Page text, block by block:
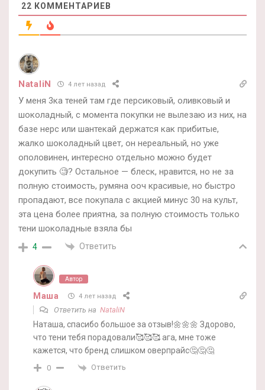
22 КОММЕНТАРИЕВ
NataliN 4 лет назад
У меня 3ка теней там где персиковый, оливковый и
шоколадный, с момента покупки не вылезаю из них, на
базе нерс или шантекай держатся как прибитые,
жалко шоколадный цвет, он нереальный, но уже
ополовинен, интересно отдельно можно будет
докупить 🧐? Остальное — блеск, нравится, но не за
полную стоимость, румяна ооч красивые, но быстро
пропадают, все покупала с акцией минус 30 на культ,
эта цена более приятна, за полную стоимость только
тени шоколадные взяла бы
4 Ответить
Автор
Маша 4 лет назад
Ответить на NataliN
Наташа, спасибо большое за отзыв!🌼🌼🌼 Здорово,
что тени тебя порадовали🥰🥰🥰 ага, мне тоже
кажется, что бренд слишком оверпрайс🤔🤔🤔
0 Ответить